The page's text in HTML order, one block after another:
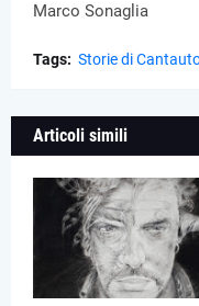
Marco Sonaglia
Tags: Storie di
Articoli simili